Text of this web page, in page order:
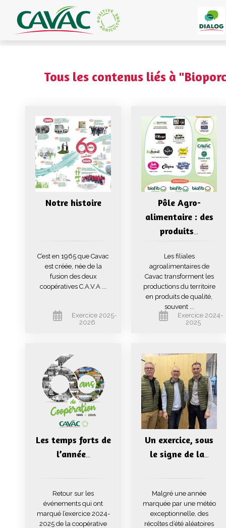
Tous les contenus liés à
Notre histoire
C’est en 1965 que Cavac
est créée, née de la
fusion des deux
coopératives C.A.V.A ...
Exercice 2025-
2026
Pôle Agro-
alimentaire : des
produits
Les filiales
agroalimentaires de
Cavac transforment les
productions du territoire
en produits de qualité,
souvent ...
Exercice 2024-
2025
Les temps forts de
l’année…
Retour sur les
événements qui ont
marqué l’exercice 2024-
2025 de la coopérative
Un exercice, sous
le signe de la…
Malgré une année
marquée par une météo
exceptionnelle, des
récoltes d’été aléatoires
Panneau de gestion des cookies